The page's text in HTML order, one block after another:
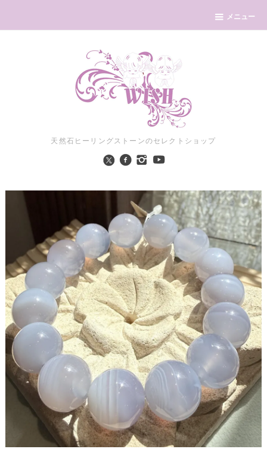
メニュー
天然石ヒーリングストーンのセレクトショップ